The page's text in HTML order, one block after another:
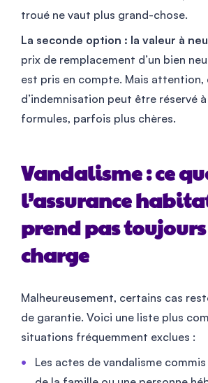
troué ne vaut plus grand-chose.
La seconde option : la valeur à
prix de remplacement d’un bien
est pris en compte. Mais attention,
d’indemnisation peut être réservé
formules, parfois plus chères.
Vandalisme : ce
l’assurance
prend pas toujours
charge
Malheureusement, certains cas
de garantie. Voici une liste plus
situations fréquemment exclues :
Les actes de vandalisme